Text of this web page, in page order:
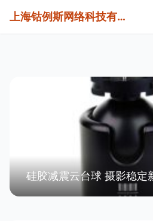
上海钴例斯网络科技有限公司
硅胶减震云台球 摄影稳定